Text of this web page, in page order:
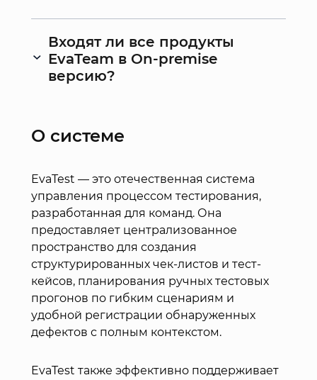
Входят ли все продукты
EvaTeam в On-premise
версию?
О системе
EvaTest — это отечественная система
управления процессом тестирования,
разработанная для команд. Она
предоставляет централизованное
пространство для создания
структурированных чек-листов и тест-
кейсов, планирования ручных тестовых
прогонов по гибким сценариям и
удобной регистрации обнаруженных
дефектов с полным контекстом.
EvaTest также эффективно поддерживает